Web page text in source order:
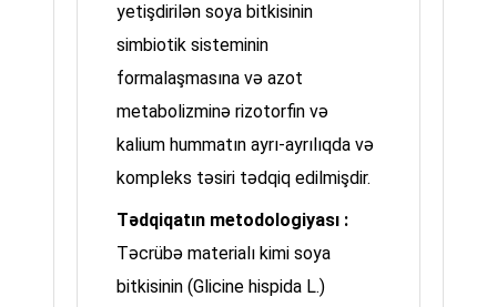
yetişdirilən soya bitkisinin
simbiotik sisteminin
formalaşmasına və azot
metabolizminə rizotorfin və
kalium hummatın ayrı-ayrılıqda və
kompleks təsiri tədqiq edilmişdir.
Tədqiqatın metodologiyası :
Təcrübə materialı kimi soya
bitkisinin (Glicine hispida L.)